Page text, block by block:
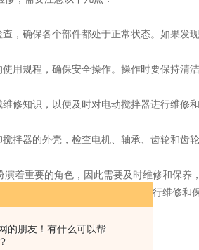
的朋友！有什么可以帮
确保各个部件都处于正常状态。如果发现
规程，确保安全操作。操作时要保持清洁
知识，以便及时对电动搅拌器进行维修和
器的外壳，检查电机、轴承、齿轮和齿轮
演着重要的角色，因此需要及时维修和保养
定的机械维修知识，以便及时进行维修和保